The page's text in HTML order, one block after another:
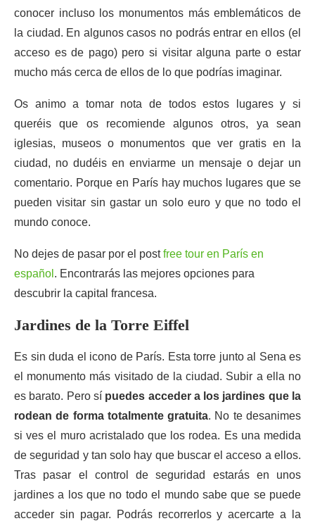
conocer incluso los monumentos más emblemáticos de
la ciudad. En algunos casos no podrás entrar en ellos (el
acceso es de pago) pero si visitar alguna parte o estar
mucho más cerca de ellos de lo que podrías imaginar.
Os animo a tomar nota de todos estos lugares y si
queréis que os recomiende algunos otros, ya sean
iglesias, museos o monumentos que ver gratis en la
ciudad, no dudéis en enviarme un mensaje o dejar un
comentario. Porque en París hay muchos lugares que se
pueden visitar sin gastar un solo euro y que no todo el
mundo conoce.
No dejes de pasar por el postfree tour en París en
español . Encontrarás las mejores opciones para
descubrir la capital francesa.
Jardines de la Torre Eiffel
Es sin duda el icono de París. Esta torre junto al Sena es
el monumento más visitado de la ciudad. Subir a ella no
es barato. Pero sí puedes acceder a los jardines que la
rodean de forma totalmente gratuita. No te desanimes
si ves el muro acristalado que los rodea. Es una medida
de seguridad y tan solo hay que buscar el acceso a ellos.
Tras pasar el control de seguridad estarás en unos
jardines a los que no todo el mundo sabe que se puede
acceder sin pagar. Podrás recorrerlos y acercarte a la